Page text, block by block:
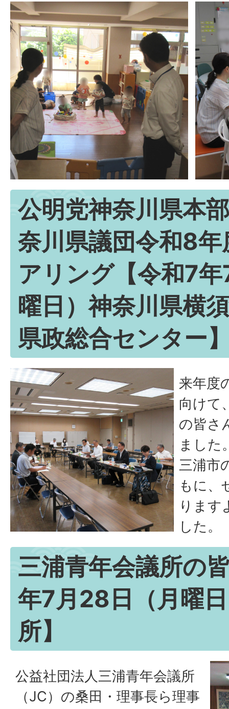
公明党神奈川県本
奈川県議団令和8
アリング【令和7
曜日）神奈川県横
県政総合センター
来年度
向けて
の皆さ
ました
三浦市
もに、
ります
した。
三浦青年会議所の
年7月28日（月曜
所】
公益社団法人三浦青年会議所
（JC）の桑田・理事長ら理事